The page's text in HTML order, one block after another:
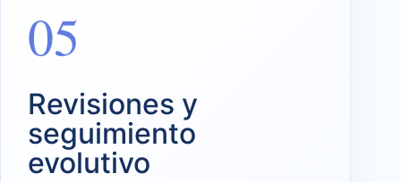
05
Revisiones y
seguimiento
evolutivo